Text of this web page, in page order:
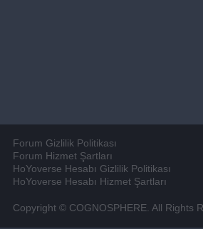
Forum Gizlilik Politikası
Forum Hizmet Şartları
HoYoverse Hesabı Gizlilik Politikası
HoYoverse Hesabı Hizmet Şartları
Copyright © COGNOSPHERE. All Rights